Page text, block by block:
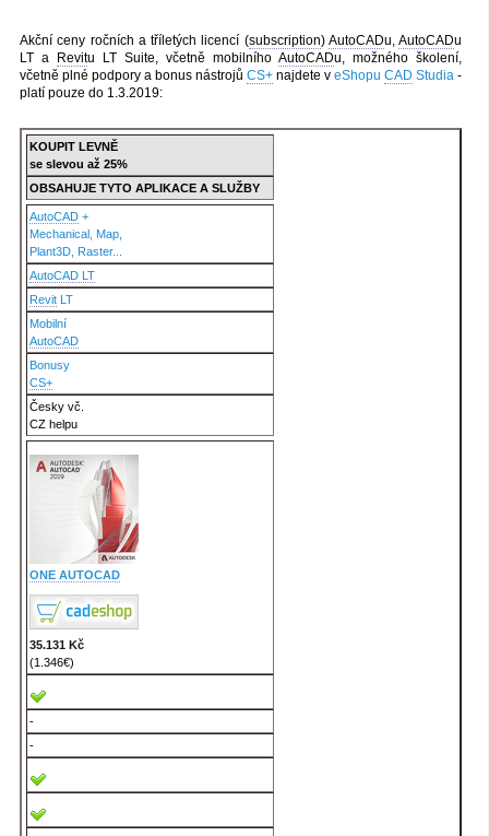
Akční ceny ročních a tříletých licencí (subscription) AutoCADu, AutoCADu
LT a
Revitu LT Suite, včetně mobilního AutoCADu, možného školení,
včetně plné podpory a bonus nástrojů CS+ najdete v eShopu CAD Studia -
platí pouze do 1.3.2019:
KOUPIT LEVNĚ
se slevou až 25%
OBSAHUJE TYTO APLIKACE A SLUŽBY
AutoCAD +
Mechanical, Map,
Plant3D, Raster...
AutoCAD LT
Revit LT
Mobilní
AutoCAD
Bonusy
CS+
Česky vč.
CZ helpu
ONE AUTOCAD
35.131 Kč
(1.346€)
-
-